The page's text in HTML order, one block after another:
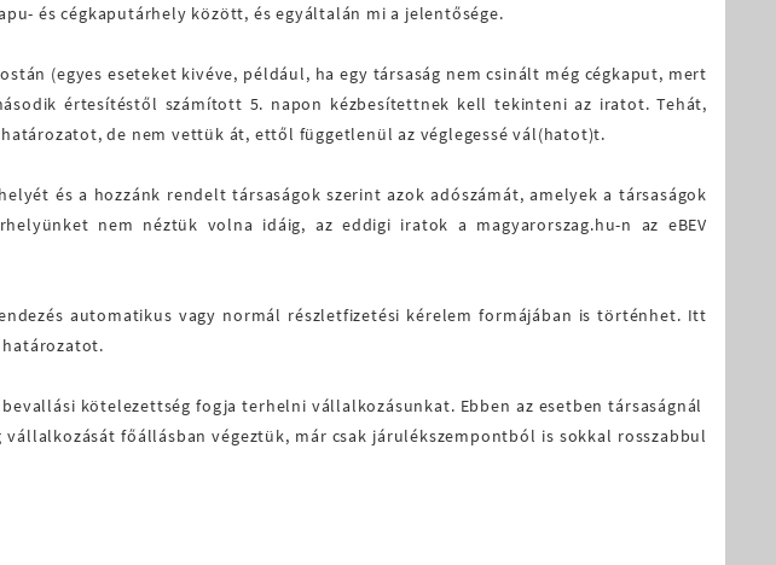
és cégkaputárhely között, és egyáltalán mi a jelentősége.
(egyes eseteket kivéve, például, ha egy társaság nem csinált még cégkaput, mert
értesítéstől számított 5. napon kézbesítettnek kell tekinteni az iratot. Tehát,
de nem vettük át, ettől függetlenül az véglegessé vál(hatot)t.
és a hozzánk rendelt társaságok szerint azok adószámát, amelyek a társaságok
nem néztük volna idáig, az eddigi iratok a magyarorszag.hu-n az eBEV
automatikus vagy normál részletfizetési kérelem formájában is történhet. Itt
határozatot.
kötelezettség fogja terhelni vállalkozásunkat. Ebben az esetben társaságnál
főállásban végeztük, már csak járulékszempontból is sokkal rosszabbul